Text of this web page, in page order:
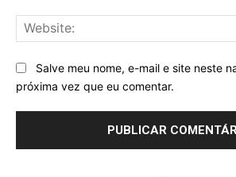
Salve meu nome, e-mail e site neste
próxima vez que eu comentar.